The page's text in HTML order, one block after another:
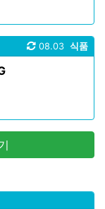
식품
08.03